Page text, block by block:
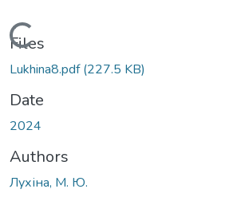
Loading...
Files
Lukhina8.pdf(227.5 KB)
Date
2024
Authors
Лухіна, М. Ю.